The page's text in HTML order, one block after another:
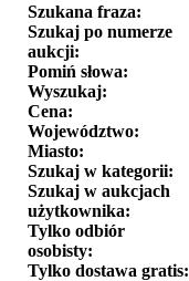
Szukana fraza:
Szukaj po numerze
aukcji:
Pomiń słowa:
Wyszukaj:
Cena:
Województwo:
Miasto:
Szukaj w kategorii:
Szukaj w aukcjach
użytkownika:
Tylko odbiór
osobisty:
Tylko dostawa gratis: